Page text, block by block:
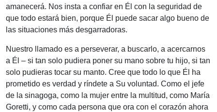
amanecerá. Nos insta a confiar en Él con la seguridad de
que todo estará bien, porque Él puede sacar algo bueno de
las situaciones más desgarradoras.
Nuestro llamado es a perseverar, a buscarlo, a acercarnos
a Él – si tan solo pudiera poner su mano sobre tu hijo, si tan
solo pudieras tocar su manto. Cree que todo lo que Él ha
prometido es verdad y ríndete a Su voluntad. Como el jefe
de la sinagoga, como la mujer entre la multitud, como María
Goretti, y como cada persona que ora con el corazón ahora